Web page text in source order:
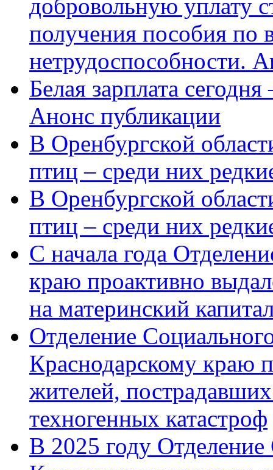
добровольную уплату
получения пособия по
нетрудоспособности.
Белая зарплата
Анонс публикации
В Оренбургской
птиц – среди них
В Оренбургской
птиц – среди них
С начала года
краю проактивно
на материнский
Отделение
Краснодарскому краю
жителей,
техногенных катастроф
В 2025 году